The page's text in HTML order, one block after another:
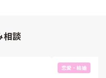
相談
恋愛・結婚